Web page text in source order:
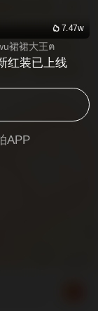
信各类送号借
与游拍官方
，请勿在现
7.47w
裙裙大王ฅ
红装已上线
APP